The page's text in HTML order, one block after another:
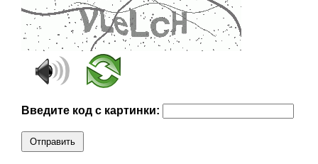
Введите код с картинки:
Отправить